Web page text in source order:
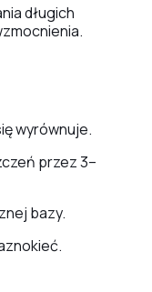
długich
wyrównuje.
przez 3–
bazy.